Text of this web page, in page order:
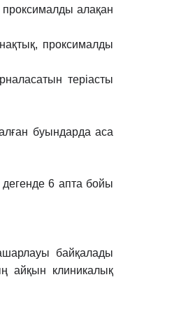
проксималды алақан
проксималды
теріасты
буындарда аса
дегенде 6 апта бойы
байқалады
айқын клиникалық